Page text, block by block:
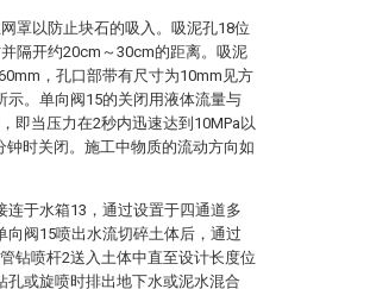
罩以防止块石的吸入。吸泥孔18位
隔开约20cm～30cm的距离。吸泥
，孔口部带有尺寸为10mm见方
示。单向阀15的关闭用液体流量与
即当压力在2秒内迅速达到10MPa以
时关闭。施工中物质的流动方向如
连于水箱13，通过设置于四通道多
向阀15喷出水流切碎土体后，通过
钻喷杆2送入土体中直至设计长度位
孔或旋喷时排出地下水或泥水混合